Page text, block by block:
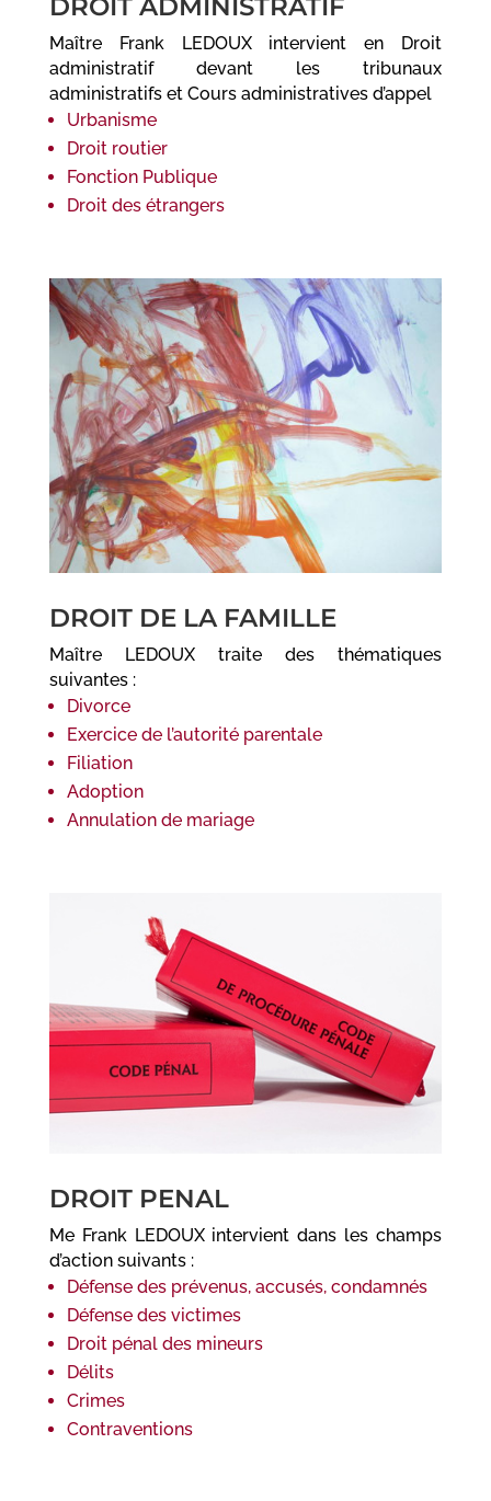
DROIT ADMINISTRATIF
Maître Frank LEDOUX intervient en Droit
administratif devant les tribunaux
administratifs et Cours administratives d’appel
Urbanisme
Droit routier
Fonction Publique
Droit des étrangers
DROIT DE LA FAMILLE
Maître LEDOUX traite des thématiques
suivantes :
Divorce
Exercice de l’autorité parentale
Filiation
Adoption
Annulation de mariage
DROIT PENAL
Me Frank LEDOUX intervient dans les champs
d’action suivants :
Défense des prévenus, accusés, condamnés
Défense des victimes
Droit pénal des mineurs
Délits
Crimes
Contraventions